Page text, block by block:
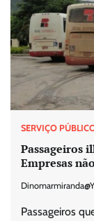
SERVIÇO
Passageiros
Empresas
Passageiros